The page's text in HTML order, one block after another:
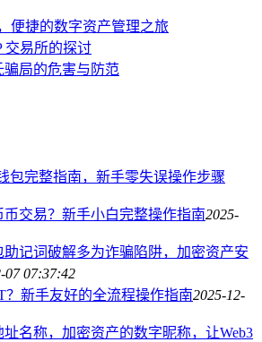
便捷的数字资产管理之旅
交易所的探讨
骗局的危害与防范
包完整指南，新手零失误操作步骤
交易？新手小白完整操作指南2025-
记词破解多为诈骗陷阱，加密资产安
07 07:37:42
？新手友好的全流程操作指南2025-12-
址名称，加密资产的数字昵称，让Web3